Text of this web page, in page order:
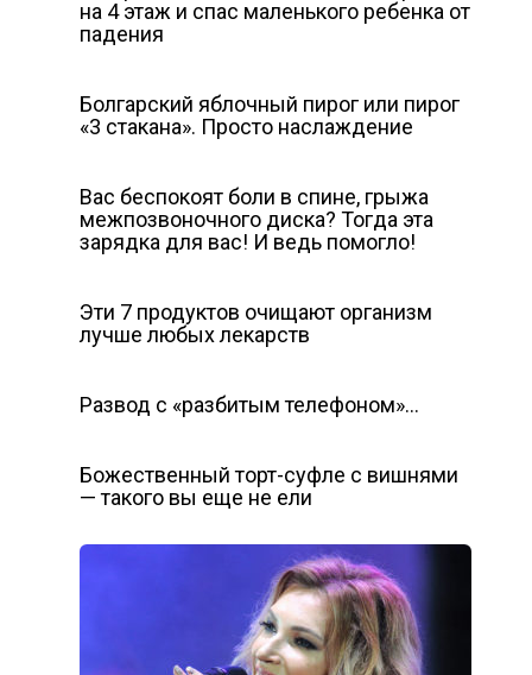
на 4 этаж и спас маленького ребенка от
падения
Болгарский яблочный пирог или пирог
«3 стакана». Просто наслаждение
Вас беспокоят боли в спине, грыжа
межпозвоночного диска? Тогда эта
зарядка для вас! И ведь помогло!
Эти 7 продуктов очищают организм
лучше любых лекарств
Развод с «разбитым телефоном»…
Божественный торт-суфле с вишнями
— такого вы еще не ели